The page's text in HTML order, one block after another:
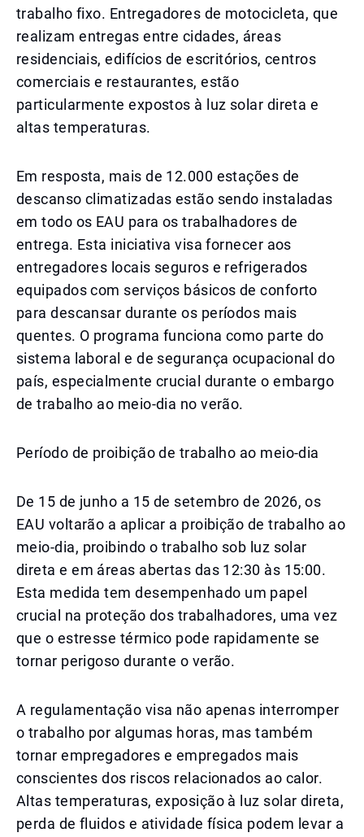
trabalho fixo. Entregadores de motocicleta, que
realizam entregas entre cidades, áreas
residenciais, edifícios de escritórios, centros
comerciais e restaurantes, estão
particularmente expostos à luz solar direta e
altas temperaturas.
Em resposta, mais de 12.000 estações de
descanso climatizadas estão sendo instaladas
em todo os EAU para os trabalhadores de
entrega. Esta iniciativa visa fornecer aos
entregadores locais seguros e refrigerados
equipados com serviços básicos de conforto
para descansar durante os períodos mais
quentes. O programa funciona como parte do
sistema laboral e de segurança ocupacional do
país, especialmente crucial durante o embargo
de trabalho ao meio-dia no verão.
Período de proibição de trabalho ao meio-dia
De 15 de junho a 15 de setembro de 2026, os
EAU voltarão a aplicar a proibição de trabalho ao
meio-dia, proibindo o trabalho sob luz solar
direta e em áreas abertas das 12:30 às 15:00.
Esta medida tem desempenhado um papel
crucial na proteção dos trabalhadores, uma vez
que o estresse térmico pode rapidamente se
tornar perigoso durante o verão.
A regulamentação visa não apenas interromper
o trabalho por algumas horas, mas também
tornar empregadores e empregados mais
conscientes dos riscos relacionados ao calor.
Altas temperaturas, exposição à luz solar direta,
perda de fluidos e atividade física podem levar a